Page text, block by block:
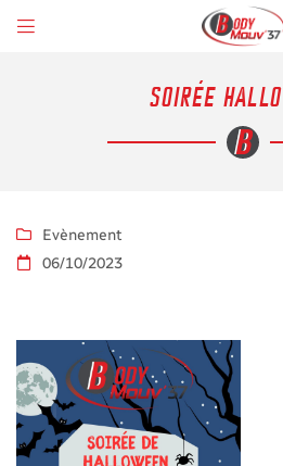

Place du Général De Gaulle
En cochant cette case, vous consentez à
l'adresse email indiqué ci-dessus. Vous pouvez
utilisantle formulaire de désinscription.
INSCRIPTION
SOIRÉE
 Evènement
 06/10/2023